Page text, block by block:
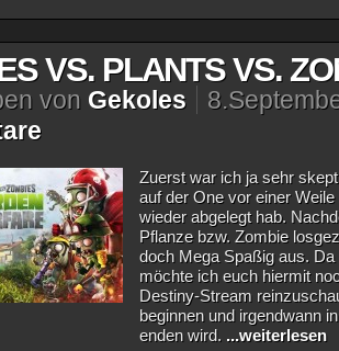
VS. PLANTS VS.
von Gekoles
Zuerst war ich ja sehr
auf der One vor einer
wieder abgelegt hab.
Pflanze bzw. Zombie
doch Mega Spaßig aus.
möchte ich euch hiermit
Destiny-Stream
beginnen und irgendwann
enden wird. ...weiterlesen